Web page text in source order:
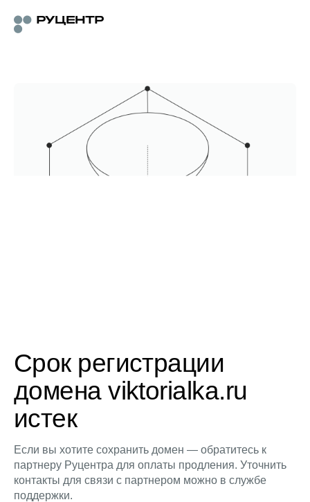
Срок регистрации
домена viktorialka.ru
истек
Если вы хотите сохранить домен — обратитесь к
партнеру Руцентра для оплаты продления. Уточнить
контакты для связи с партнером можно в службе
поддержки.